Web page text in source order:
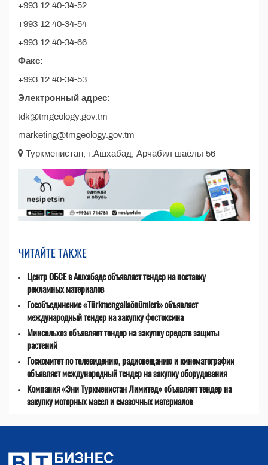
+993 12 40-34-52
+993 12 40-34-54
+993 12 40-34-66
Факс:
+993 12 40-34-53
Электронный адрес:
tdk@tmgeology.gov.tm
marketing@tmgeology.gov.tm
Туркменистан, г.Ашхабад, Арчабил шаёлы 56
ЧИТАЙТЕ ТАКЖЕ
Центр ОБСЕ в Ашхабаде объявляет тендер на поставку
рекламных материалов
Гособъединение «Türkmengallaönümleri» объявляет
международный тендер на закупку фостоксина
Минсельхоз объявляет тендер на закупку средств защиты
растений
Госкомитет по телевидению, радиовещанию и кинематографии
объявляет международный тендер на закупку оборудования
Компания «Эни Туркменистан Лимитед» объявляет тендер на
закупку моторных масел и смазочных материалов